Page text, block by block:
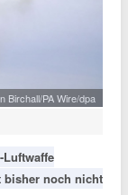
Birchall/PA Wire/dpa
bisher noch nicht